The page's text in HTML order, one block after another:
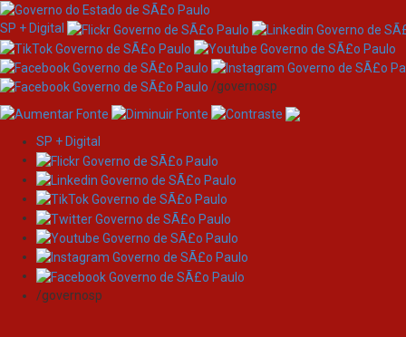
Skip
navigation
SP + Digital
/governosp
SP + Digital
/governosp
Search
Search: